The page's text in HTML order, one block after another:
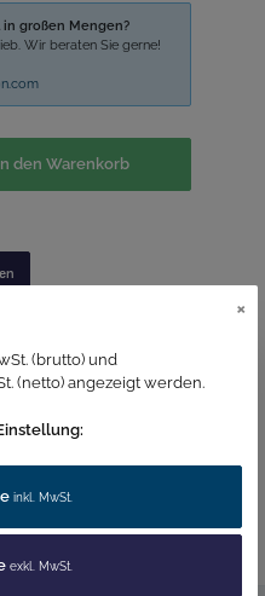
großen Mengen?
Wir beraten Sie gerne!
den Warenkorb
zum Wechseln des S-
Weitere Infos
×
(brutto) und
(netto) angezeigt werden.
inkl. MwSt.
exkl. MwSt.